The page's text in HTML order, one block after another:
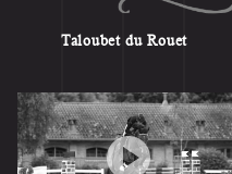
Taloubet du Rouet